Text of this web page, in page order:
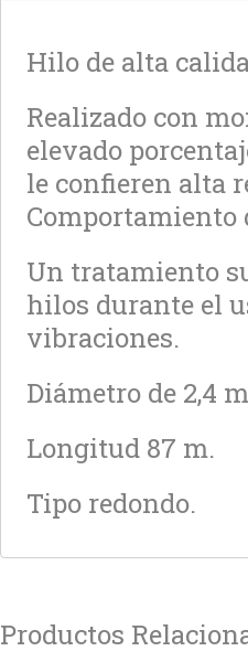
Hilo de alta
Realizado con
elevado
le confieren alta
Comportamiento
Un tratamiento
hilos durante el
vibraciones.
Diámetro de 2,4
Longitud 87 m.
Tipo redondo.
Productos